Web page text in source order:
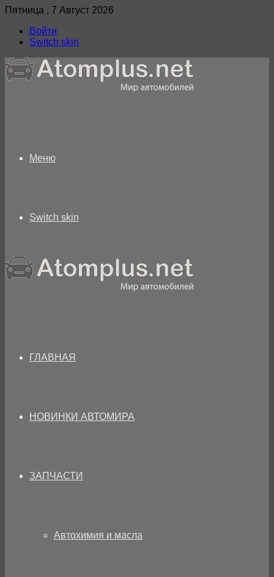
Пятница , 7 Август 2026
Войти
Switch skin
Меню
Switch skin
ГЛАВНАЯ
НОВИНКИ АВТОМИРА
ЗАПЧАСТИ
Автохимия и масла